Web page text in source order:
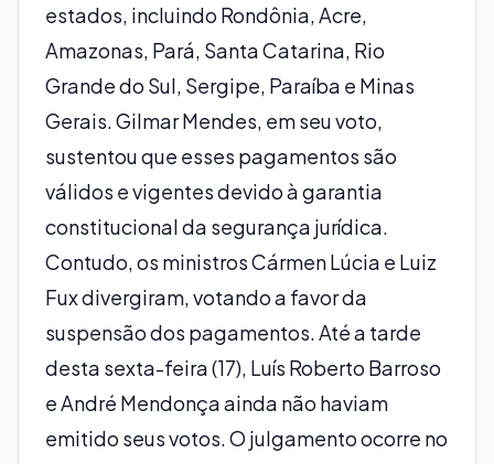
estados, incluindo Rondônia, Acre,
Amazonas, Pará, Santa Catarina, Rio
Grande do Sul, Sergipe, Paraíba e Minas
Gerais. Gilmar Mendes, em seu voto,
sustentou que esses pagamentos são
válidos e vigentes devido à garantia
constitucional da segurança jurídica.
Contudo, os ministros Cármen Lúcia e Luiz
Fux divergiram, votando a favor da
suspensão dos pagamentos. Até a tarde
desta sexta-feira (17), Luís Roberto Barroso
e André Mendonça ainda não haviam
emitido seus votos. O julgamento ocorre no